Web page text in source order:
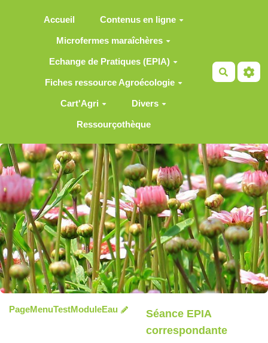
Accueil Contenus en ligne
Microfermes maraîchères
Echange de Pratiques (EPIA)
Fiches ressource Agroécologie
Cart'Agri Divers
Ressourçothèque
PageMenuTestModuleEau
Séance EPIA
correspondante